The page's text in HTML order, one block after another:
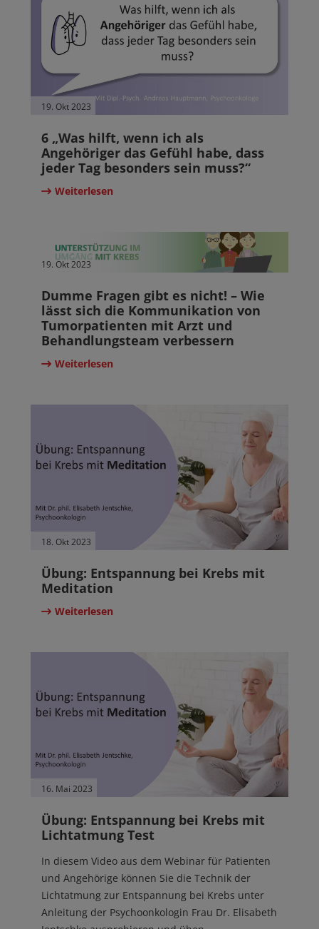
19. Okt 2023
6 „Was hilft, wenn ich als
Angehöriger das Gefühl habe, dass
jeder Tag besonders sein muss?“
Weiterlesen
19. Okt 2023
Dumme Fragen gibt es nicht! – Wie
lässt sich die Kommunikation von
Tumorpatienten mit Arzt und
Behandlungsteam verbessern
Weiterlesen
18. Okt 2023
Übung: Entspannung bei Krebs mit
Meditation
Weiterlesen
16. Mai 2023
Übung: Entspannung bei Krebs mit
Lichtatmung Test
In diesem Video aus dem Webinar für Patienten
und Angehörige können Sie die Technik der
Lichtatmung zur Entspannung bei Krebs unter
Anleitung der Psychoonkologin Frau Dr. Elisabeth